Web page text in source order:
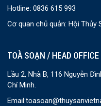
Hotline: 0836 615 993
Cơ quan chủ quản: Hội Thủy
TOÀ SOẠN / HEAD OFFICE
Lầu 2, Nhà B, 116 Nguyễn
Chí Minh.
Email: